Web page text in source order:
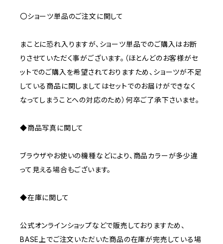
〇ショーツ単品のご注文に関して
まことに恐れ入りますが、ショーツ単品でのご購入はお断
りさせていただく事がございます。（ほとんどのお客様がセ
ットでのご購入を希望されておりますため、ショーツが不足
している商品に関しましてはセットでのお届けができなく
なってしまうことへの対応のため）何卒ご了承下さいませ。
◆商品写真に関して
ブラウザやお使いの機種などにより、商品カラーが多少違
って見える場合もございます。
◆在庫に関して
公式オンラインショップなどで販売しておりますため、
BASE上でご注文いただいた商品の在庫が完売している場